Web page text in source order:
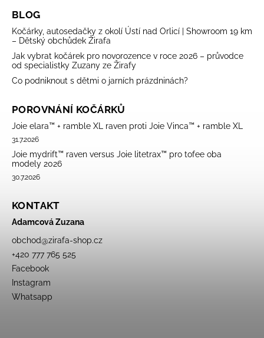
BLOG
Kočárky, autosedačky z okolí Ústí nad Orlicí | Showroom 19 km
– Dětský obchůdek Žirafa
Jak vybrat kočárek pro novorozence v roce 2026 – průvodce
od specialistky Zuzany ze Žirafy
Co podniknout s dětmi o jarních prázdninách?
POROVNÁNÍ KOČÁRKŮ
Joie elara™ + ramble XL raven proti Joie Vinca™ + ramble XL
31.7.2026
Joie mydrift™ raven versus Joie litetrax™ pro tofee oba
modely 2026
30.7.2026
KONTAKT
Adamcová Zuzana
obchod@zirafa-shop.cz
+420 777 765 525
Facebook
Instagram
Whatsapp